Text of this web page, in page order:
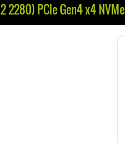
2280) PCIe Gen4 x4 NVMe